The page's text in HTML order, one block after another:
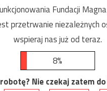
Fundacji
przetrwanie niezależnych
wspieraj nas już od teraz.
8%
Nie czekaj zatem